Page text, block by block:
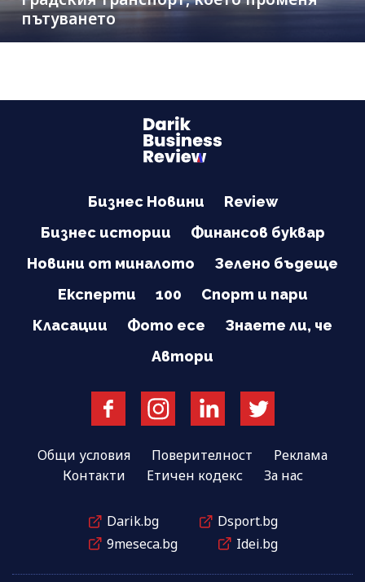
пътуването
Бизнес Новини
Review
Бизнес истории
Финансов буквар
Новини от миналото
Зелено бъдеще
Експерти
100
Спорт и пари
Класации
Фото есе
Знаете ли, че
Автори
Общи условия Поверителност
Реклама
Контакти
Етичен кодекс За нас
Darik.bg
Dsport.bg
9meseca.bg
Idei.bg